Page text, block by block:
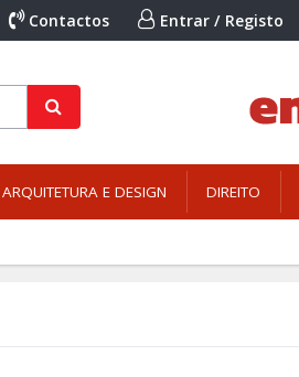
Contactos Entrar / Registo
ARQUITETURA E DESIGN DIREITO